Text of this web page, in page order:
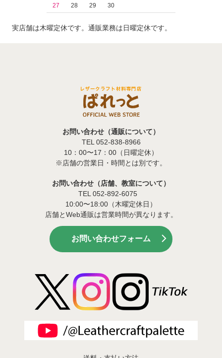
27
28 29 30
実店舗は木曜定休です。通販業務は日曜定休です。
お問い合わせ（通販について）
TEL 052-838-8966
10：00〜17：00（日曜定休）
※店舗の営業日・時間とは別です。
お問い合わせ（店舗、教室について）
TEL 052-892-6075
10:00〜18:00（木曜定休日）
店舗とWeb通販は営業時間が異なります。
お問い合わせフォーム